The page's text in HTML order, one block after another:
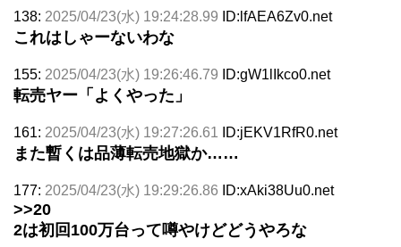
138: 2025/04/23(水) 19:24:28.99 ID:lfAEA6Zv0.net
これはしゃーないわな
155: 2025/04/23(水) 19:26:46.79 ID:gW1lIkco0.net
転売ヤー「よくやった」
161: 2025/04/23(水) 19:27:26.61 ID:jEKV1RfR0.net
また暫くは品薄転売地獄か……
177: 2025/04/23(水) 19:29:26.86 ID:xAki38Uu0.net
>>20
2は初回100万台って噂やけどどうやろな